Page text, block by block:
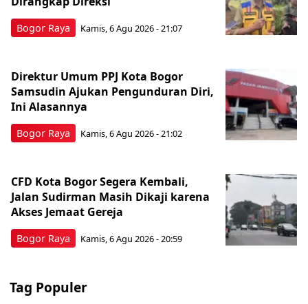
Bogor Raya Kamis, 6 Agu 2026 - 21:07
Bogor Raya
Direktur Umum PPJ Kota Bogor
Samsudin Ajukan Pengunduran Diri,
Ini Alasannya
Kamis, 6 Agu 2026 - 21:02
Bogor Raya
CFD Kota Bogor Segera Kembali,
Jalan Sudirman Masih Dikaji karena
Akses Jemaat Gereja
Kamis, 6 Agu 2026 - 20:59
Tag Populer